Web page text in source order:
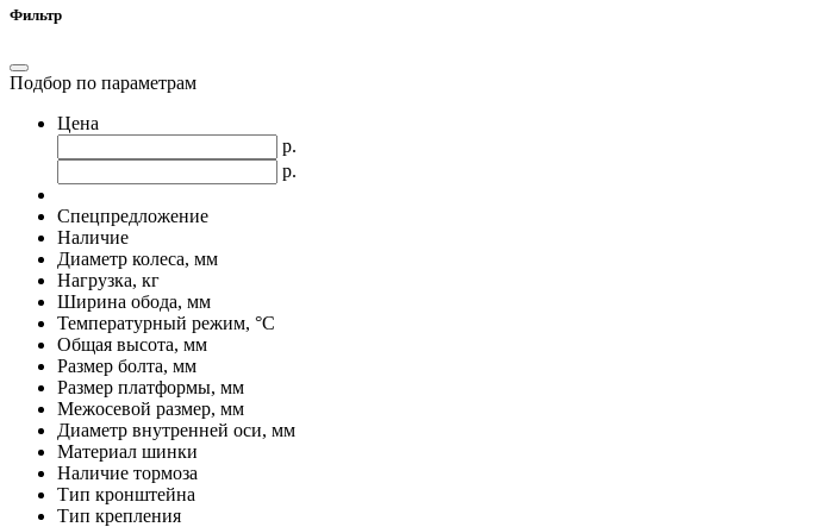
Фильтр
Подбор по параметрам
Цена
р.
р.
Спецпредложение
Наличие
Диаметр колеса, мм
Нагрузка, кг
Ширина обода, мм
Температурный режим, °С
Общая высота, мм
Размер болта, мм
Размер платформы, мм
Межосевой размер, мм
Диаметр внутренней оси, мм
Материал шинки
Наличие тормоза
Тип кронштейна
Тип крепления